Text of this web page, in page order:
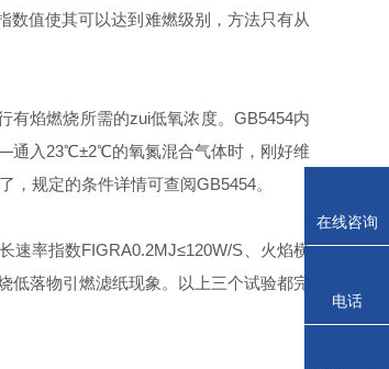
数值使其可以达到难燃级别，方法只有从
有焰燃烧所需的zui低氧浓度。 GB5454内
通入23℃±2℃的氧氮混合气体时，刚好维
规定的条件详情可查阅GB5454。
速率指数FIGRA0.2MJ≤120W/S、火焰横
低落物引燃滤纸现象。以上三个试验都完
在线咨询
电话